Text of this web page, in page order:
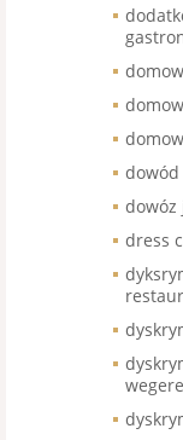
dowóz
dress